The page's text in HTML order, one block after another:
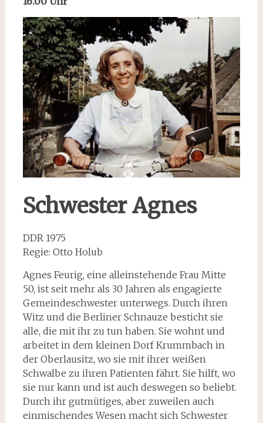
Schwester Agnes
DDR 1975
Regie: Otto Holub
Agnes Feurig, eine alleinstehende Frau Mitte
50, ist seit mehr als 30 Jahren als engagierte
Gemeindeschwester unterwegs. Durch ihren
Witz und die Berliner Schnauze besticht sie
alle, die mit ihr zu tun haben. Sie wohnt und
arbeitet in dem kleinen Dorf Krummbach in
der Oberlausitz, wo sie mit ihrer weißen
Schwalbe zu ihren Patienten fährt. Sie hilft, wo
sie nur kann und ist auch deswegen so beliebt.
Durch ihr gutmütiges, aber zuweilen auch
einmischendes Wesen macht sich Schwester